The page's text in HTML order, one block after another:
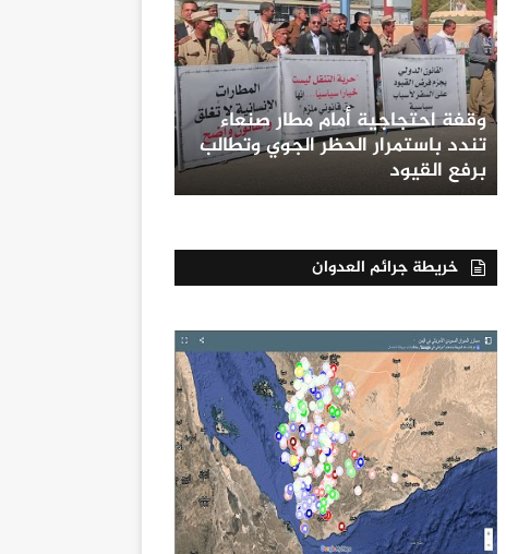
وقفة احتجاجية أمام مطار صنعاء
تندد باستمرار الحظر الجوي وتطالب
برفع القيود
خريطة جرائم العدوان